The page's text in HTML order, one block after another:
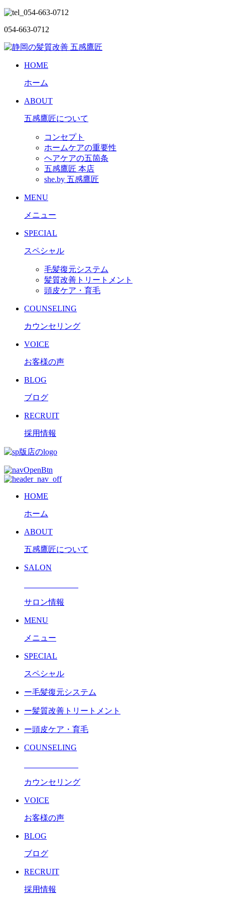
054-663-0712
HOME
ホーム
ABOUT
五感鷹匠について
コンセプト
ホームケアの重要性
ヘアケアの五箇条
五感鷹匠 本店
she.by 五感鷹匠
MENU
メニュー
SPECIAL
スペシャル
毛髪復元システム
髪質改善トリートメント
頭皮ケア・育毛
COUNSELING
カウンセリング
VOICE
お客様の声
BLOG
ブログ
RECRUIT
採用情報
HOME
ホーム
ABOUT
五感鷹匠について
SALON
サロン情報
MENU
メニュー
SPECIAL
スペシャル
ー毛髪復元システム
ー髪質改善トリートメント
ー頭皮ケア・育毛
COUNSELING
カウンセリング
VOICE
お客様の声
BLOG
ブログ
RECRUIT
採用情報